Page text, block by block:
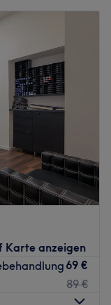
Karte anzeigen
69 €
89 €